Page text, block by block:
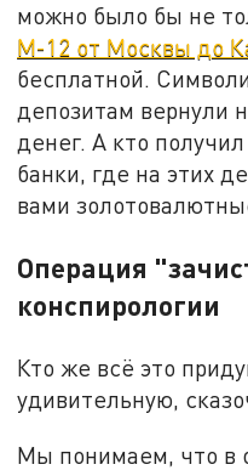
можно было бы не
М-12 от Москвы до
бесплатной.
депозитам вернули
денег. А кто
банки, где на этих
вами
Операция
конспирологии
Кто же всё это
удивительную,
Мы понимаем, что в